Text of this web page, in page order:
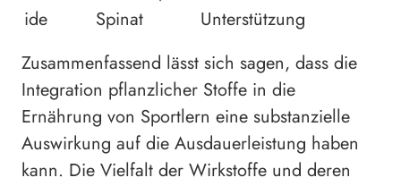
ide
Spinat
Unterstützung
Zusammenfassend lässt sich sagen, dass die
Integration pflanzlicher Stoffe in die
Ernährung von Sportlern eine substanzielle
Auswirkung auf die Ausdauerleistung haben
kann. Die Vielfalt der Wirkstoffe und deren